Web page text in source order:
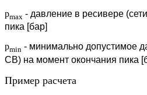
pmax - давление в ресивере
пика [бар]
pmin - минимально допустимое
СВ) на момент окончания пика
Пример расчета